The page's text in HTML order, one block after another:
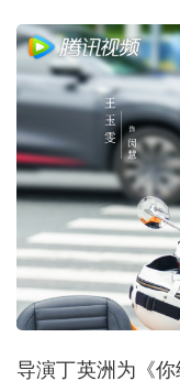
导演丁英洲为《